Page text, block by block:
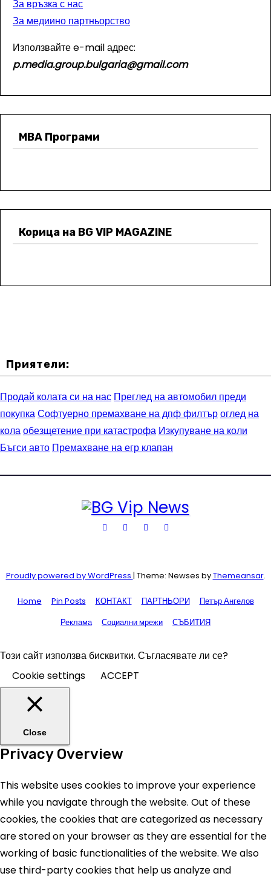
За връзка с нас
За медиино партньорство
Използвайте e-mail адрес:
p.media.group.bulgaria@gmail.com
МВА Програми
Корица на BG VIP MAGAZINE
Приятели:
Продай колата си на нас Преглед на автомобил преди
покупкаСофтуерно премахване на дпф филтъроглед на
колаобезщетение при катастрофа Изкупуване на коли
Бъгси авто Премахване на егр клапан
Proudly powered by WordPress | Theme: Newses byThemeansar.
Home Pin Posts КОНТАКТ ПАРТНЬОРИ
Петър Ангелов
Реклама
Социални мрежи СЪБИТИЯ
Този сайт използва бисквитки. Съгласявате ли се?
Cookie settings
ACCEPT
Close
Privacy Overview
This website uses cookies to improve your experience
while you navigate through the website. Out of these
cookies, the cookies that are categorized as necessary
are stored on your browser as they are essential for the
working of basic functionalities of the website. We also
use third-party cookies that help us analyze and